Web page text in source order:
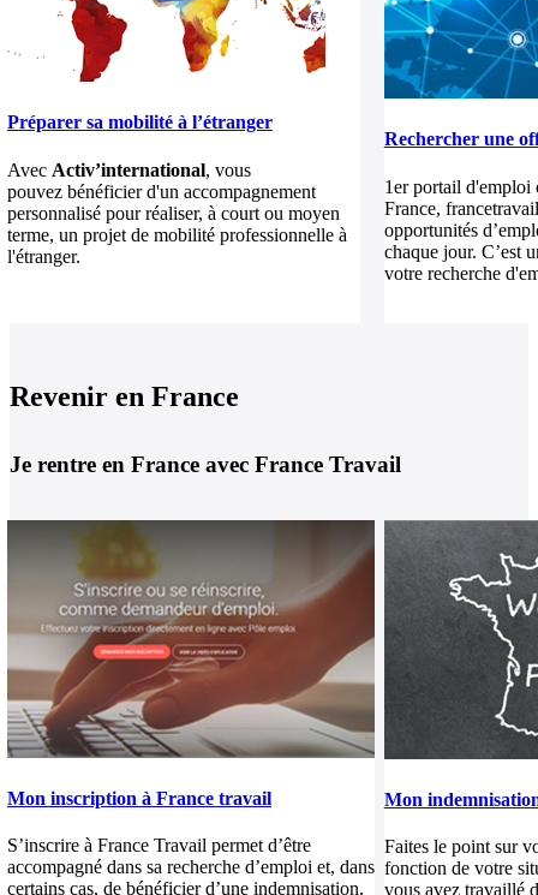
Préparer sa mobilité à l’étranger
Avec Activ’international, vous
pouvez bénéficier d'un accompagnement
personnalisé pour réaliser, à court ou moyen
terme, un projet de mobilité professionnelle à
l'étranger.
Rechercher une
1er portail d'emploi
France,
opportunités
chaque jour. C’est
votre recherche
Revenir en France
Je rentre en France avec France Travail
Mon inscription à France travail
S’inscrire à France Travail permet d’être
accompagné dans sa recherche d’emploi et, dans
certains cas, de bénéficier d’une indemnisation.
Mon
Faites le point sur
fonction de votre
vous avez travaillé